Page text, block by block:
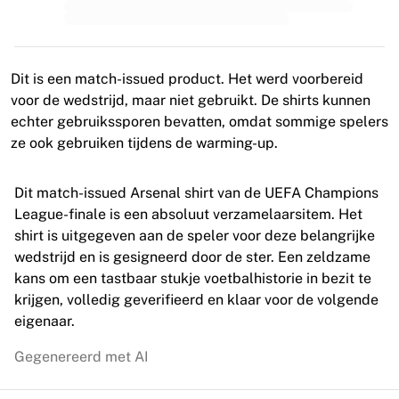
Vrouwenvoetbal in de VS
NWSL
OL Lyonnes
Paris Saint-Germain Feminines
Arsenal WFC
Basketbal
Highlights
Charlotte Hornets
Chicago Bulls
LA Clippers
Portland Trail Blazers
Virtus Bologna
Top NBA-teams
Charlotte Hornets
Dit is een match-issued product. Het werd voorbereid
voor de wedstrijd, maar niet gebruikt. De shirts kunnen
echter gebruikssporen bevatten, omdat sommige spelers
ze ook gebruiken tijdens de warming-up.
Dit match-issued Arsenal shirt van de UEFA Champions
League-finale is een absoluut verzamelaarsitem. Het
shirt is uitgegeven aan de speler voor deze belangrijke
wedstrijd en is gesigneerd door de ster. Een zeldzame
kans om een tastbaar stukje voetbalhistorie in bezit te
krijgen, volledig geverifieerd en klaar voor de volgende
eigenaar.
Gegenereerd met AI